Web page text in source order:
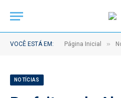
VOCÊ ESTÁ EM: Página Inicial »
NOTÍCIAS